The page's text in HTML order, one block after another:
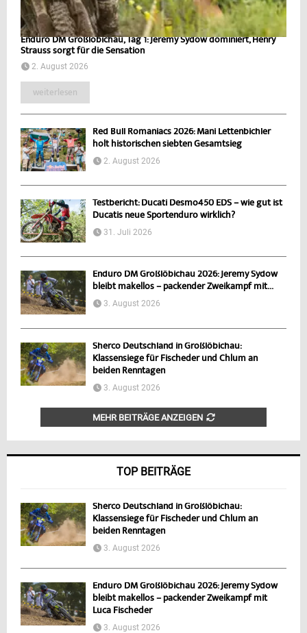
Enduro DM Großlöbichau, Tag 1: Jeremy Sydow dominiert, Henry
Strauss sorgt für die Sensation
2. August 2026
weiterlesen
Red Bull Romaniacs 2026: Mani Lettenbichler
holt historischen siebten Gesamtsieg
2. August 2026
Testbericht: Ducati Desmo450 EDS – wie gut ist
Ducatis neue Sportenduro wirklich?
31. Juli 2026
Enduro DM Großlöbichau 2026: Jeremy Sydow
bleibt makellos – packender Zweikampf mit...
3. August 2026
Sherco Deutschland in Großlöbichau:
Klassensiege für Fischeder und Chlum an
beiden Renntagen
3. August 2026
MEHR BEITRÄGE ANZEIGEN
TOP BEITRÄGE
Sherco Deutschland in Großlöbichau:
Klassensiege für Fischeder und Chlum an
beiden Renntagen
3. August 2026
Enduro DM Großlöbichau 2026: Jeremy Sydow
bleibt makellos – packender Zweikampf mit
Luca Fischeder
3. August 2026